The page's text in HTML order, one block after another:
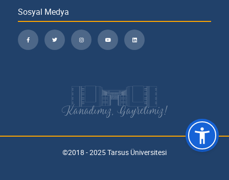
Sosyal Medya
Kanadımız, Gayretimiz!
©2018 - 2025 Tarsus Üniversitesi